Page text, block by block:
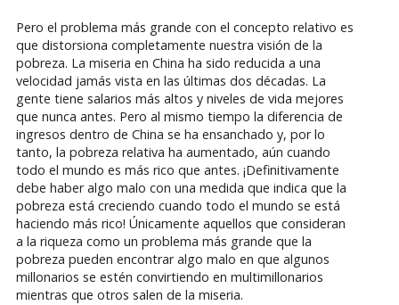
Pero el problema más grande con el concepto relativo es
que distorsiona completamente nuestra visión de la
pobreza. La miseria en China ha sido reducida a una
velocidad jamás vista en las últimas dos décadas. La
gente tiene salarios más altos y niveles de vida mejores
que nunca antes. Pero al mismo tiempo la diferencia de
ingresos dentro de China se ha ensanchado y, por lo
tanto, la pobreza relativa ha aumentado, aún cuando
todo el mundo es más rico que antes. ¡Definitivamente
debe haber algo malo con una medida que indica que la
pobreza está creciendo cuando todo el mundo se está
haciendo más rico! Únicamente aquellos que consideran
a la riqueza como un problema más grande que la
pobreza pueden encontrar algo malo en que algunos
millonarios se estén convirtiendo en multimillonarios
mientras que otros salen de la miseria.